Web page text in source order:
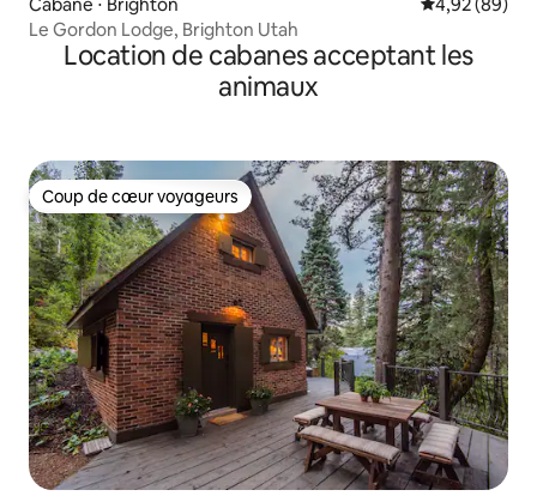
Cabane ⋅ Brighton Évaluation
4,92 (89)
Le Gordon Lodge, Brighton Utah
Location de cabanes acceptant les
animaux
Coup de cœur voyageurs
Coup de cœur voyageurs